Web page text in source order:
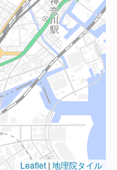
Leaflet | 地理院タイル